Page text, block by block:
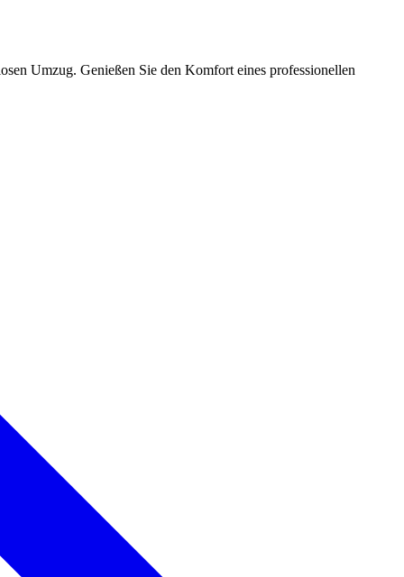
Umzug. Genießen Sie den Komfort eines professionellen